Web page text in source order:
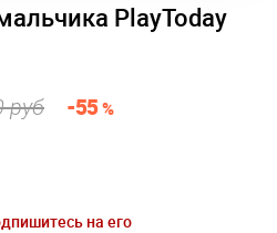
PlayToday
руб -55%
на его